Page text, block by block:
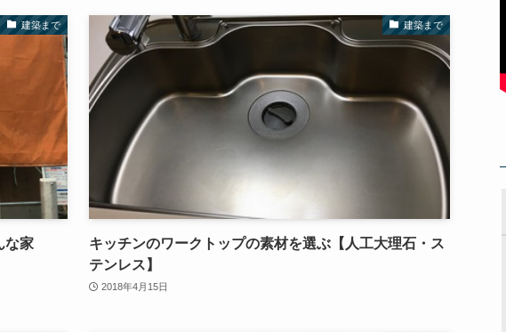
建築まで
な家
建築まで
キッチンのワークトップの素材を選ぶ【人工大理石・ス
テンレス】
2018年4月15日